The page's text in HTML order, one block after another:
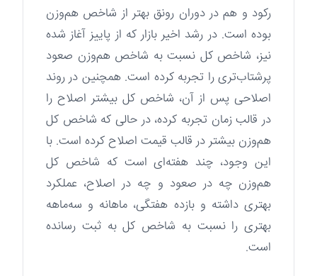
رکود و هم در دوران رونق بهتر از شاخص هم‌وزن
بوده است. در رشد اخیر بازار که از پاییز آغاز شده
نیز، شاخص کل نسبت به شاخص هم‌وزن صعود
پرشتاب‌تری را تجربه کرده است. همچنین در روند
اصلاحی پس از آن، شاخص کل بیشتر اصلاح را
در قالب زمان تجربه کرده، در حالی که شاخص کل
هم‌وزن بیشتر در قالب قیمت اصلاح کرده است. با
این وجود، چند هفته‌ای است که شاخص کل
هم‌وزن چه در صعود و چه در اصلاح، عملکرد
بهتری داشته و بازده هفتگی، ماهانه و سه‌ماهه
بهتری را نسبت به شاخص کل به ثبت رسانده
است.